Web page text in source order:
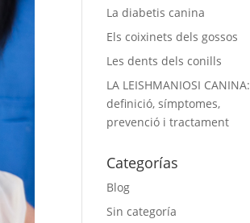
La diabetis canina
Els coixinets dels gossos
Les dents dels conills
LA LEISHMANIOSI CANINA:
definició, símptomes,
prevenció i tractament
Categorías
Blog
Sin categoría